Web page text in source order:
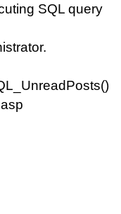
SQL query